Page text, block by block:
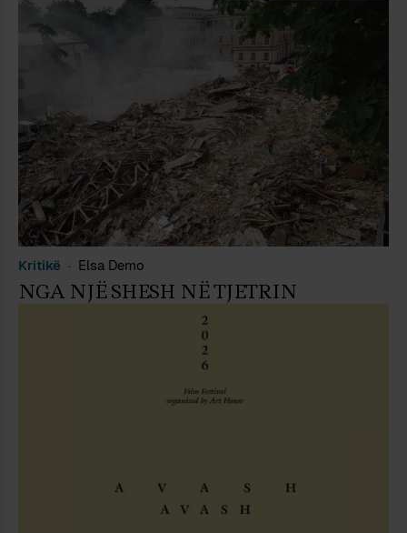
Kritikë Elsa Demo
NGA NJË SHESH NË TJETRIN